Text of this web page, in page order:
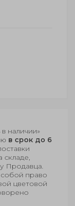
наличии»
в срок до 6
складе,
Продавца.
собой право
цветовой